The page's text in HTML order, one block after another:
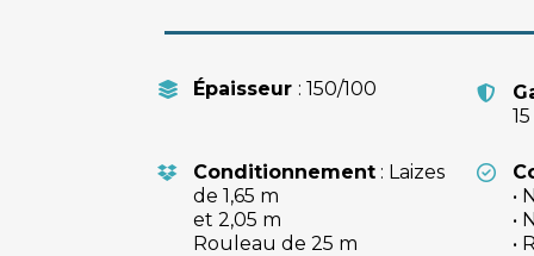
Épaisseur : 150/100
Conditionnement : Laizes
de 1,65 m
et 2,05 m
Rouleau de 25 m
•
•
•